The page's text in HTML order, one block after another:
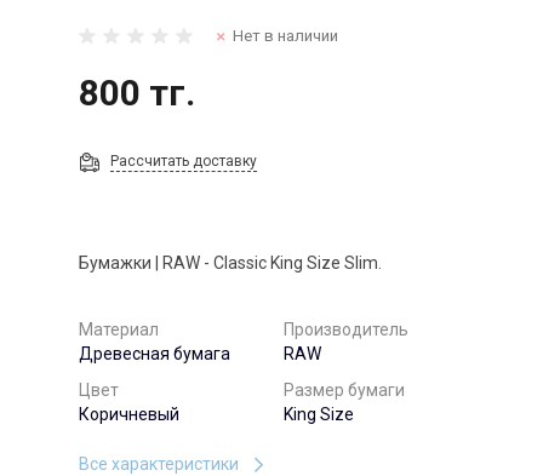
Нет в наличии
800 тг.
Рассчитать доставку
Бумажки | RAW - Classic King Size Slim.
Материал
Древесная бумага
Производитель
RAW
Цвет
Коричневый
Размер бумаги
King Size
Все характеристики